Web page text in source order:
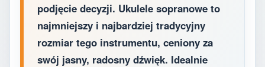
podjęcie decyzji. Ukulele sopranowe to
najmniejszy i najbardziej tradycyjny
rozmiar tego instrumentu, ceniony za
swój jasny, radosny dźwięk. Idealnie